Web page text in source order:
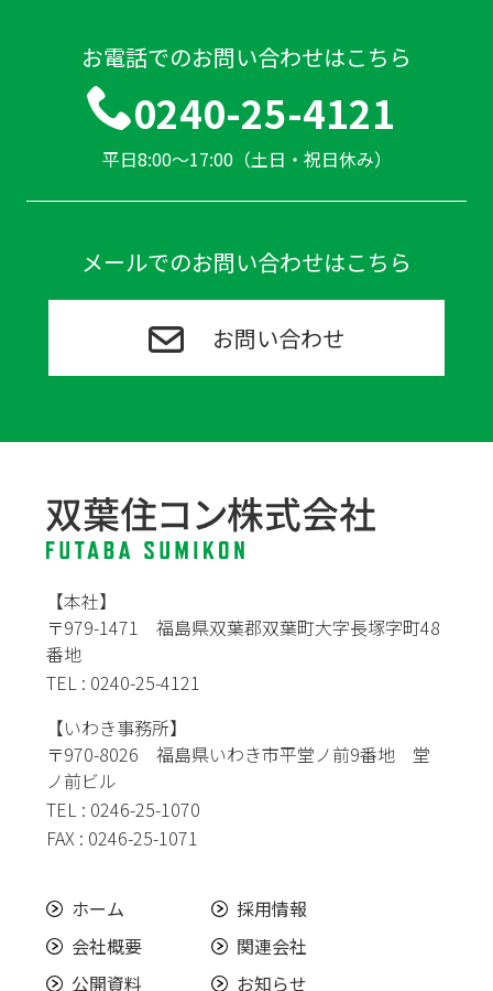
お電話でのお問い合わせはこちら
0240-25-4121
平日8:00～17:00（土日・祝日休み）
メールでのお問い合わせはこちら
お問い合わせ
【本社】
〒979-1471 福島県双葉郡双葉町大字長塚字町48
番地
TEL : 0240-25-4121
【いわき事務所】
〒970-8026 福島県いわき市平堂ノ前9番地 堂
ノ前ビル
TEL : 0246-25-1070
FAX : 0246-25-1071
ホーム
採用情報
会社概要
関連会社
公開資料
お知らせ